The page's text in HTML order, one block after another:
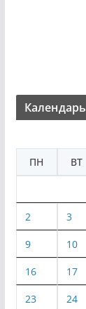
Календарь
ПН
ВТ
2 3
9 10
16 17
23 24